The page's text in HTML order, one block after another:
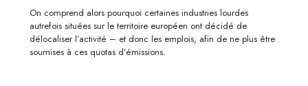
On comprend alors pourquoi certaines industries lourdes
autrefois situées sur le territoire européen ont décidé de
délocaliser l’activité – et donc les emplois, afin de ne plus être
soumises à ces quotas d’émissions.